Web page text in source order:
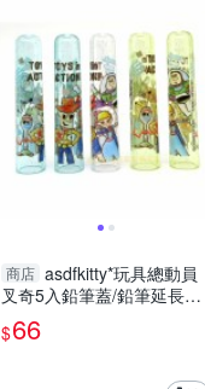
商店 asdfkitty*玩具總動員
叉奇5入鉛筆蓋/鉛筆延長器/
鉛筆套/鉛筆帽-日本製
$66